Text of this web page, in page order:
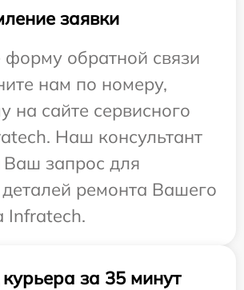
заявки
форму обратной связи
нам по номеру,
на сайте сервисного
Наш консультант
Ваш запрос для
ремонта Вашего
Infratech.
за 35 минут